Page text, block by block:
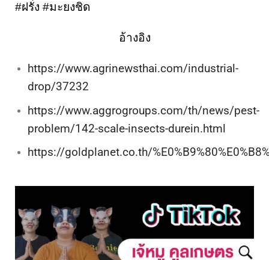
#ฝรั่ง #มะยงชิด
อ้างอิง
https://www.agrinewsthai.com/industrial-
drop/37232
https://www.aggrogroups.com/th/news/pest-
problem/142-scale-insects-durein.html
https://goldplanet.co.th/